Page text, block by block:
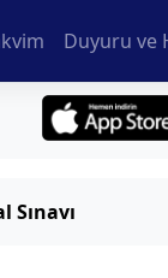
Duyuru ve
Sınavı